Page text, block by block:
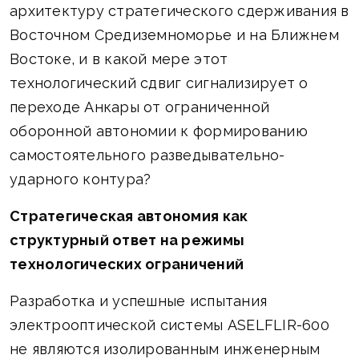
архитектуру стратегического сдерживания в
Восточном Средиземноморье и на Ближнем
Востоке, и в какой мере этот
технологический сдвиг сигнализирует о
переходе Анкары от ограниченной
оборонной автономии к формированию
самостоятельного разведывательно-
ударного контура?
Стратегическая автономия как
структурный ответ на режимы
технологических ограничений
Разработка и успешные испытания
электрооптической системы ASELFLIR-600
не являются изолированным инженерным